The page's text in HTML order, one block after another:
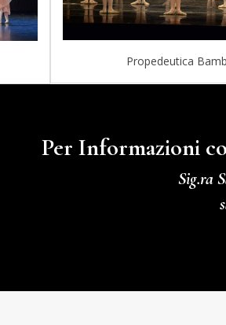
Propedeutica
Per Informazioni
Sig.ra